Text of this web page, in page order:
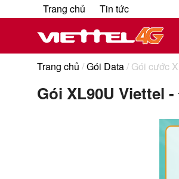
Trang chủ Tin tức
Trang chủ /Gói Data/ Gói cước
Gói XL90U Viettel